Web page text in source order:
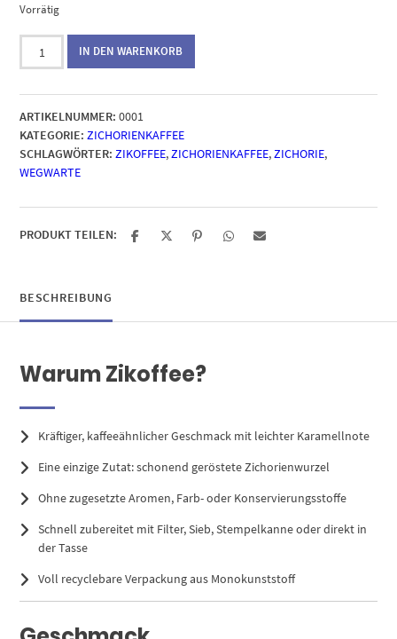
Vorrätig
Zikoffee®
Menge
IN DEN WARENKORB
ARTIKELNUMMER: 0001
KATEGORIE: ZICHORIENKAFFEE
SCHLAGWÖRTER: ZIKOFFEE,ZICHORIENKAFFEE,ZICHORIE,
WEGWARTE
PRODUKT TEILEN:
BESCHREIBUNG
Warum Zikoffee?
Kräftiger, kaffeeähnlicher Geschmack mit leichter Karamellnote
Eine einzige Zutat: schonend geröstete Zichorienwurzel
Ohne zugesetzte Aromen, Farb- oder Konservierungsstoffe
Schnell zubereitet mit Filter, Sieb, Stempelkanne oder direkt in
der Tasse
Voll recyclebare Verpackung aus Monokunststoff